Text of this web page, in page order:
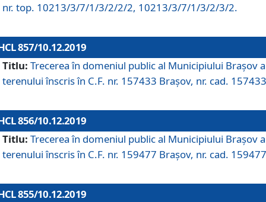
nr. top. 10213/3/7/1/3/2/2/2, 10213/3/7/1/3/2/3/2.
857/10.12.2019
Titlu: Trecerea în domeniul public al Municipiului Braşov a
terenului înscris în C.F. nr. 157433 Brașov, nr. cad.
856/10.12.2019
Titlu: Trecerea în domeniul public al Municipiului Braşov a
terenului înscris în C.F. nr. 159477 Brașov, nr. cad.
855/10.12.2019